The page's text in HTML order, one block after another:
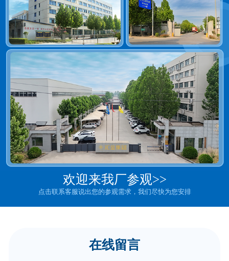
欢迎来我厂参观>>
点击联系客服说出您的参观需求，我们尽快为您安排
在线留言